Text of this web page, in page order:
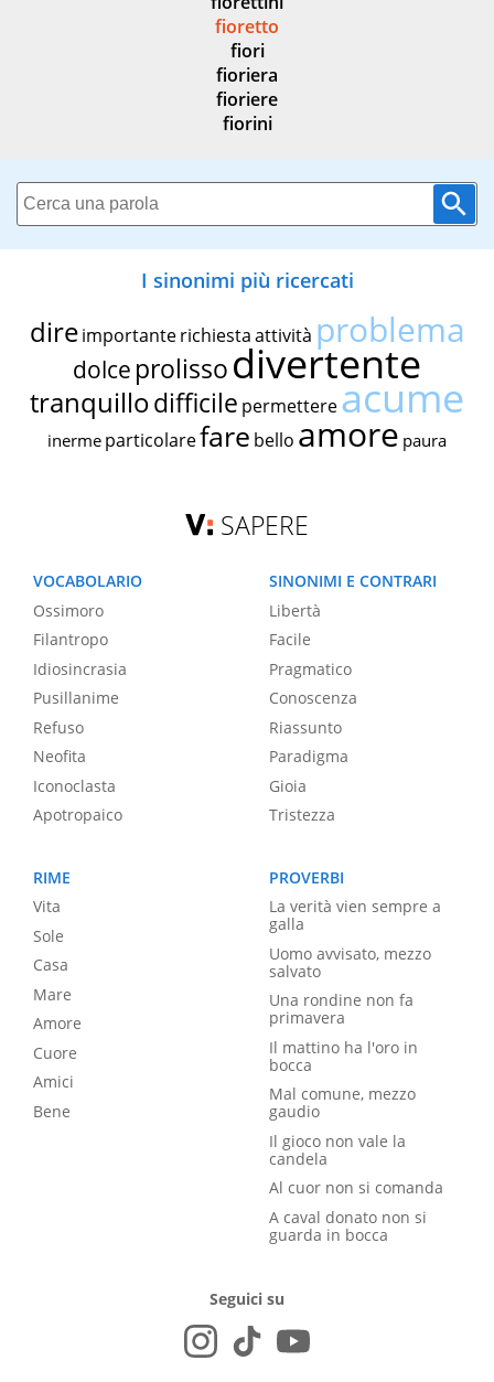
fioretto
fiori
fioriera
fioriere
fiorini
I sinonimi più ricercati
dire importante richiestaattività problema
dolce prolissodivertente
tranquillodifficile permettereacume
inerme particolarefare bello amore paura
SAPERE
VOCABOLARIO
Ossimoro
Filantropo
Idiosincrasia
Pusillanime
Refuso
Neofita
Iconoclasta
Apotropaico
SINONIMI E CONTRARI
Libertà
Facile
Pragmatico
Conoscenza
Riassunto
Paradigma
Gioia
Tristezza
RIME
Vita
Sole
Casa
Mare
Amore
Cuore
Amici
Bene
PROVERBI
La verità vien sempre a
galla
Uomo avvisato, mezzo
salvato
Una rondine non fa
primavera
Il mattino ha l'oro in
bocca
Mal comune, mezzo
gaudio
Il gioco non vale la
candela
Al cuor non si comanda
A caval donato non si
guarda in bocca
Seguici su